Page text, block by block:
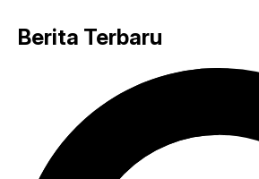
Berita Terbaru